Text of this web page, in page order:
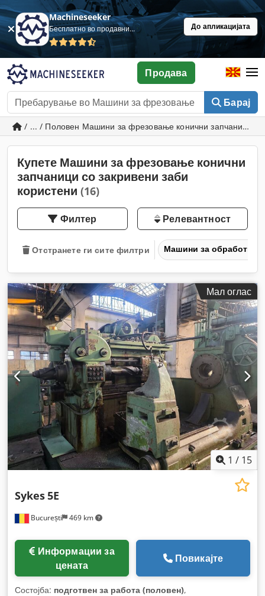
Machineseeker
Бесплатно во продавница До апликацијата
Барај
Продава
/ ... / Половен Машини за фрезовање конични запчаници
Купете Машини за фрезовање конични
запчаници со закривени заби
користени (16)
Филтер Релевантност
Отстранете ги сите филтри Машини за обработка
Мал оглас
1 / 15
București 469 km
Sykes5E
цената
Повикајте
Состојба: подготвен за работа (половен),